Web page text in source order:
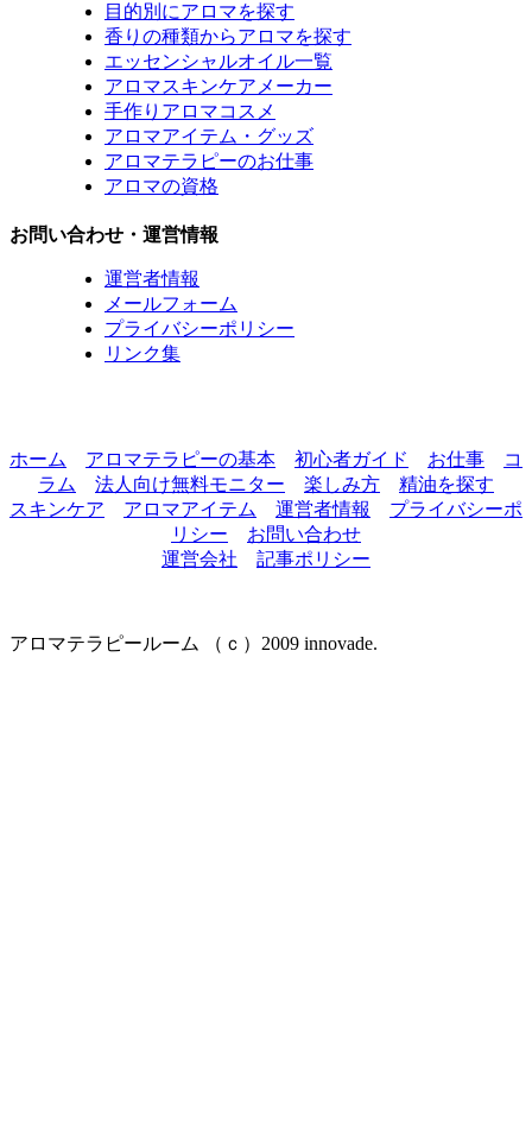
目的別にアロマを探す
香りの種類からアロマを探す
エッセンシャルオイル一覧
アロマスキンケアメーカー
手作りアロマコスメ
アロマアイテム・グッズ
アロマテラピーのお仕事
アロマの資格
お問い合わせ・運営情報
運営者情報
メールフォーム
プライバシーポリシー
リンク集
ホーム アロマテラピーの基本 初心者ガイド お仕事
コ
ラム
法人向け無料モニター 楽しみ方
精油を探す
スキンケア
アロマアイテム 運営者情報
プライバシーポ
リシー
お問い合わせ
運営会社
記事ポリシー
アロマテラピールーム （ｃ）2009 innovade.